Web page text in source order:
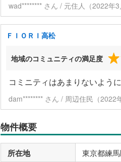
wad******** さん / 元住人（2022年3
ＦＩＯＲＩ高松
地域のコミュニティの満足度
コミニティはあまりないよう
dam******** さん / 周辺住民（2022
物件概要
所在地 東京都練